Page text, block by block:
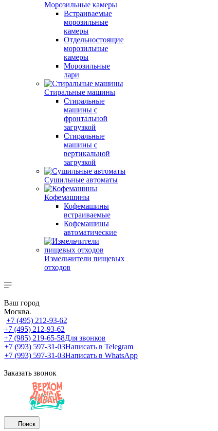
Морозильные камеры
Встраиваемые
морозильные
камеры
Отдельностоящие
морозильные
камеры
Морозильные
лари
Стиральные машины
Стиральные
машины с
фронтальной
загрузкой
Стиральные
машины с
вертикальной
загрузкой
Сушильные автоматы
Кофемашины
Кофемашины
встраиваемые
Кофемашины
автоматические
Измельчители пищевых
отходов
Ваш город
Москва
+7 (495) 212-93-62
+7 (495) 212-93-62
+7 (985) 219-65-58Для звонков
+7 (993) 597-31-03Написать в Telegram
+7 (993) 597-31-03Написать в WhatsApp
Заказать звонок
Поиск